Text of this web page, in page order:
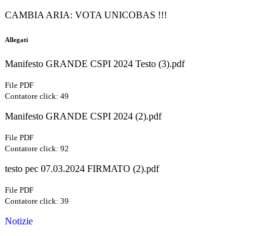
CAMBIA ARIA: VOTA UNICOBAS !!!
Allegati
Manifesto GRANDE CSPI 2024 Testo (3).pdf
File PDF
Contatore click: 49
Manifesto GRANDE CSPI 2024 (2).pdf
File PDF
Contatore click: 92
testo pec 07.03.2024 FIRMATO (2).pdf
File PDF
Contatore click: 39
Notizie